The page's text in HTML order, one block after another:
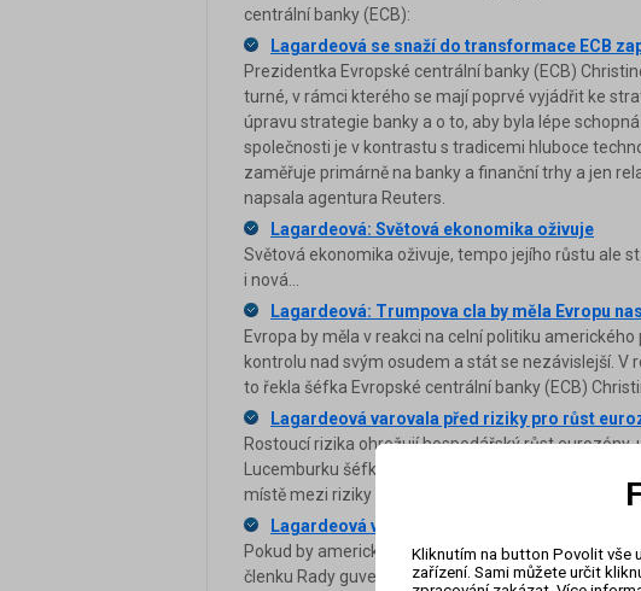
centrální banky (ECB):
Lagardeová se snaží do transformace ECB
Prezidentka Evropské centrální banky (ECB)
turné, v rámci kterého se mají poprvé vyjádřit ke
úpravu strategie banky a o to, aby byla lépe
společnosti je v kontrastu s tradicemi hluboce
zaměřuje primárně na banky a finanční trhy a jen
napsala agentura Reuters.
Lagardeová: Světová ekonomika oživuje
Světová ekonomika oživuje, tempo jejího růstu ale
i nová...
Lagardeová: Trumpova cla by měla Evropu
Evropa by měla v reakci na celní politiku
kontrolu nad svým osudem a stát se nezávislejší. V
to řekla šéfka Evropské centrální banky (ECB)
Lagardeová varovala před riziky pro růst
Rostoucí rizika ohrožují hospodářský růst
Lucemburku šéfka Mezinárodního měnového fondu
místě mezi riziky přitom zmínila stále napjatější
Lagardeová varuje, že Trumpovo chování
Pokud by americký prezident Donald Trump
členku Rady guvernérů Lisu Cookovou, mohlo by to
Kliknutím na button Povolit vše
zařízení. Sami můžete určit